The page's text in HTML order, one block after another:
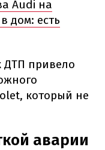
Audi на
дом: есть
ДТП привело
который не
аварии